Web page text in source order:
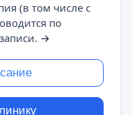
(в том числе с
по
→